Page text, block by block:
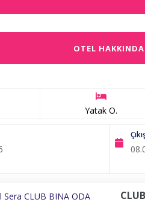
OTEL HAKKINDA
Yatak O.